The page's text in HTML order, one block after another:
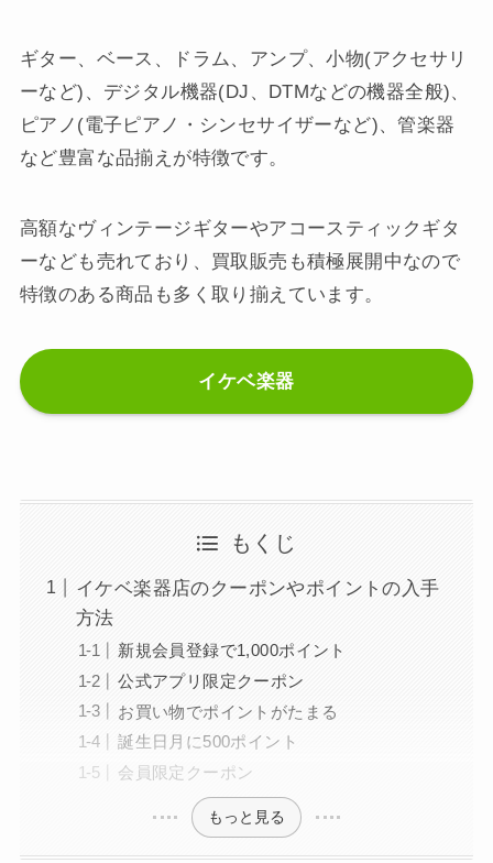
ギター、ベース、ドラム、アンプ、小物(アクセサリ
ーなど)、デジタル機器(DJ、DTMなどの機器全般)、
ピアノ(電子ピアノ・シンセサイザーなど)、管楽器
など豊富な品揃えが特徴です。
高額なヴィンテージギターやアコースティックギタ
ーなども売れており、買取販売も積極展開中なので
特徴のある商品も多く取り揃えています。
イケベ楽器
もくじ
イケベ楽器店のクーポンやポイントの入手
方法
新規会員登録で1,000ポイント
公式アプリ限定クーポン
お買い物でポイントがたまる
誕生日月に500ポイント
会員限定クーポン
もっと見る